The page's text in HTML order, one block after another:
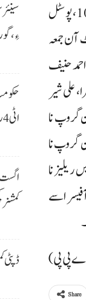
اسلام آباد: وزیراعظم شہباز شریف نا کماشی ٹی ہائی پاورڈ سلیکشن بورڈ انا 27 می دیوان اٹی پاکستان ایڈمنسٹریٹو سروس نا 10، پوسٹل
سیکرٹریٹ آن جمعہ
احمد حنیف
علی شیر
گروپ نا
27 می دیوان اٹی انفارمیشن گروپ نا
ریلیز نا
انفارمیشن گروپ نا اسہ آفیسر اسے
Share
اٹی 4 روپئی 45 پیسہ نا ودکی
ڈپٹی